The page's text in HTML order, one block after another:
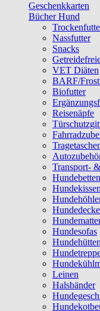
Geschenkkarten
Bücher Hund
Nassfutter
Snacks
VET Diäten
BARF/
Biofutter
Reisenäpfe
Transport-
Hundebetten
Hundekissen
Hundesofas
Hundehütten
Leinen
Halsbänder